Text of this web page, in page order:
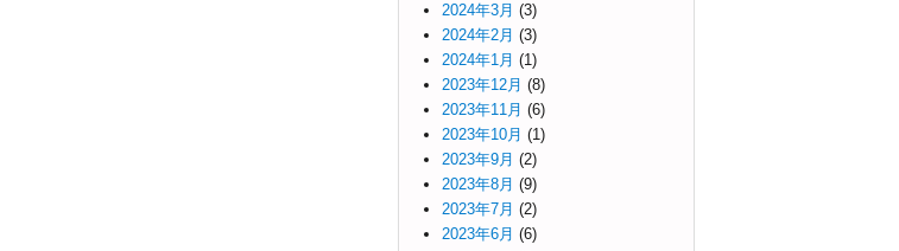
2024年3月 (3)
2024年2月 (3)
2024年1月 (1)
2023年12月 (8)
2023年11月 (6)
2023年10月 (1)
2023年9月 (2)
2023年8月 (9)
2023年7月 (2)
2023年6月 (6)